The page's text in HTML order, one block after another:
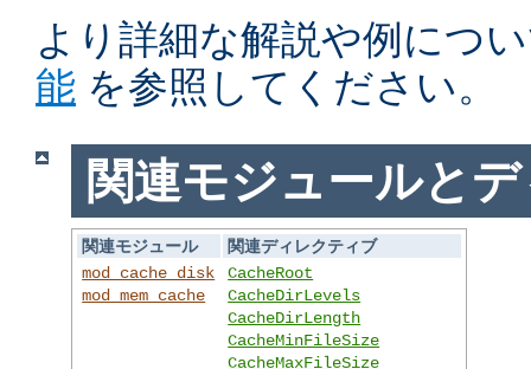
より詳細な解説や例につ
能 を参照してください。
関連モジュールと
関連モジュール
関連ディレクティブ
mod_cache_disk
mod_mem_cache
CacheRoot
CacheDirLevels
CacheDirLength
CacheMinFileSize
CacheMaxFileSize